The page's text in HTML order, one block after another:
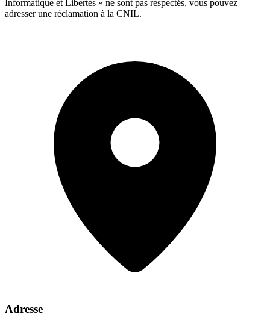
Informatique et Libertés » ne sont pas respectés, vous pouvez
adresser une réclamation à la CNIL.
Adresse